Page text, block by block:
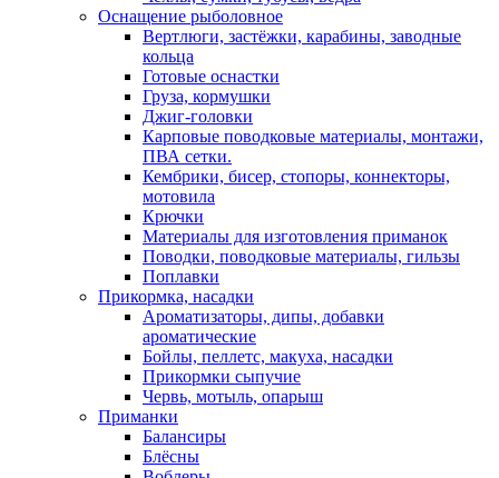
Оснащение рыболовное
Вертлюги, застёжки, карабины, заводные
кольца
Готовые оснастки
Груза, кормушки
Джиг-головки
Карповые поводковые материалы, монтажи,
ПВА сетки.
Кембрики, бисер, стопоры, коннекторы,
мотовила
Крючки
Материалы для изготовления приманок
Поводки, поводковые материалы, гильзы
Поплавки
Прикормка, насадки
Ароматизаторы, дипы, добавки
ароматические
Бойлы, пеллетс, макуха, насадки
Прикормки сыпучие
Червь, мотыль, опарыш
Приманки
Балансиры
Блёсны